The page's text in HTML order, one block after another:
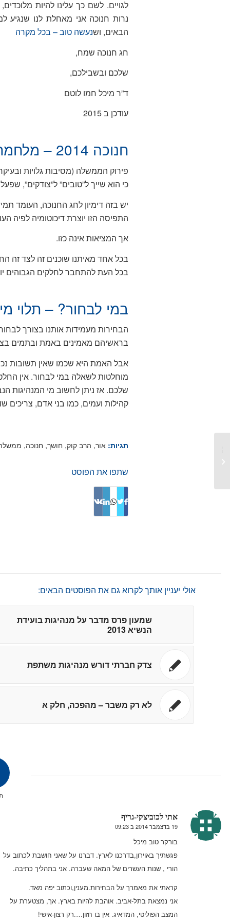
לגויים. לשם כך עלינו להיות
נרות חנוכה אני מאחלת לנו שנגיע
הבאים, ושנעשה טוב – בכל מקרה
חג חנוכה שמח,
שלכם ובשבילכם,
ד”ר מיכל חמו לוטם
עודכן ב 2015
חנוכה 2014 – מלחמת בני אור בבני חושך?
פירוק הממשלה (מסיבות גלויות
כי הוא שייך ל”טובים” ל”צודקים”,
יש בזה דימיון לחג החנוכה, העומד
התפיסה הזו יוצרת דיכוטומיה לפיה
אך המציאות אינה כזו.
בכל אחד מאיתנו שוכנים זה לצד זה
בכל העת להתחבר לחלקים הגבוהים
במי לבחור? – תלוי
הבחירות מעמידות אותנו בצורך
בראשיהם מאמינים באמת ובתמים
אבל האמת היא שכמו שאין תשובות
מוחלטות לשאלה במי לבחור. אין
שלכם. אז ניתן לחשוב מי המנהיגות
קהילות ועמים, כמו בני אדם,
תגיות: אור, הרב קוק, חושך, חנוכה,
שתפו את הפוסט
אולי יעניין אותך לקרוא גם את הפוסטים הבאים:
שמעון פרס מדבר על מנהיגות בועידת
הנשיא 2013
צדק חברתי דורש מנהיגות משתפת
לא רק משבר – מהפכה, חלק א
אתי לכוביצקי-גריף
אומר:19 בדצמבר 2014 ב 09:23
בורקר טוב מיכל
פגשתיך באוירון,בדרכנו לארץ. דברנו על שאני חושבת לכתוב על
הורי , שנות העשרים של המאה שעברה. אני בתהליך כתיבה.
קראתי את מאמרך על הבחירות.מענין,וכתוב יפה מאד.
אני נמצאת בתל-אביב. אוהבת להיות בארץ. אך, מצטערת על
המצב הפוליטי, המדאיג. אין בו חזון….רק רצון-אישי!